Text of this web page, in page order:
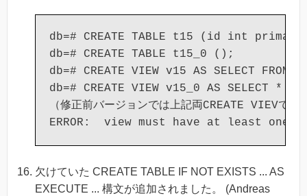
db=# CREATE TABLE t15 (id int
db=# CREATE TABLE t15_0 ();
db=# CREATE VIEW v15 AS SELECT FROM
db=# CREATE VIEW v15_0 AS SELECT *
（修正前バージョンでは上記両CREATE VIEVで以
欠けていた CREATE TABLE IF NOT EXISTS ... AS
EXECUTE ... 構文が追加されました。 (Andreas